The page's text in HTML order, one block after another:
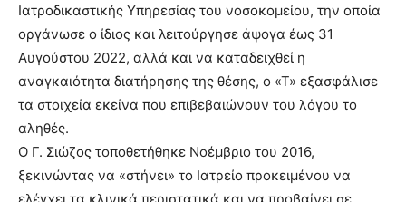
Ιατροδικαστικής Υπηρεσίας του νοσοκομείου, την οποία
οργάνωσε ο ίδιος και λειτούργησε άψογα έως 31
Αυγούστου 2022, αλλά και να καταδειχθεί η
αναγκαιότητα διατήρησης της θέσης, ο «Τ» εξασφάλισε
τα στοιχεία εκείνα που επιβεβαιώνουν του λόγου το
αληθές.
Ο Γ. Σιώζος τοποθετήθηκε Νοέμβριο του 2016,
ξεκινώντας να «στήνει» το Ιατρείο προκειμένου να
ελέγχει τα κλινικά περιστατικά και να προβαίνει σε